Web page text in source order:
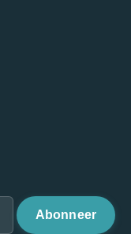
Abonneer